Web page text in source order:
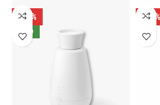
-25%
NOVO
-56%